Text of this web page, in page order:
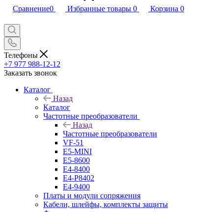
Сравнение0 Избранные товары 0 Корзина 0
Телефоны
+7 977 988-12-12
Заказать звонок
Каталог
Назад
Каталог
Частотные преобразователи
Назад
Частотные преобразователи
VF-51
E5-MINI
Е5-8600
E4-8400
Е4-P8402
Е4-9400
Платы и модули сопряжения
Кабели, шлейфы, комплекты защиты